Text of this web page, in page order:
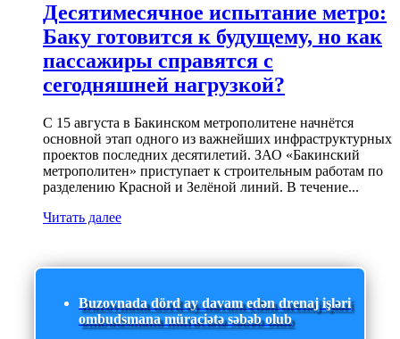
Десятимесячное испытание метро:
Баку готовится к будущему, но как
пассажиры справятся с
сегодняшней нагрузкой?
С 15 августа в Бакинском метрополитене начнётся
основной этап одного из важнейших инфраструктурных
проектов последних десятилетий. ЗАО «Бакинский
метрополитен» приступает к строительным работам по
разделению Красной и Зелёной линий. В течение...
Читать далее
Buzovnada dörd ay davam edən drenaj işləri
ombudsmana müraciətə səbəb olub